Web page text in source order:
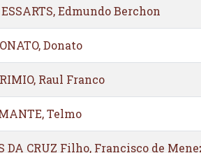
ESSARTS, Edmundo Berchon
Donato
Raul Franco
Telmo
DA CRUZ Filho, Francisco de